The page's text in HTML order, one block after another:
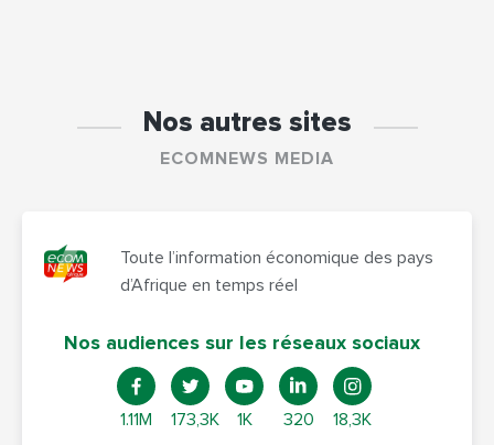
Nos autres sites
ECOMNEWS MEDIA
Toute l’information économique des pays
d’Afrique en temps réel
Nos audiences sur les réseaux sociaux
1.11M 173,3K 1K 320 18,3K